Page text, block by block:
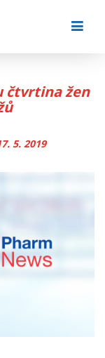
čtvrtina žen
5. 2019